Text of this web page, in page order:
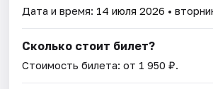
Дата и время: 14 июля 2026 •
Сколько стоит билет?
Стоимость билета: от 1 950 ₽.